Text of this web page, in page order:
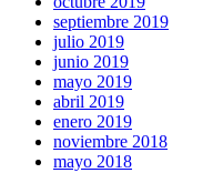
septiembre 2019
julio 2019
junio 2019
mayo 2019
abril 2019
enero 2019
noviembre 2018
mayo 2018